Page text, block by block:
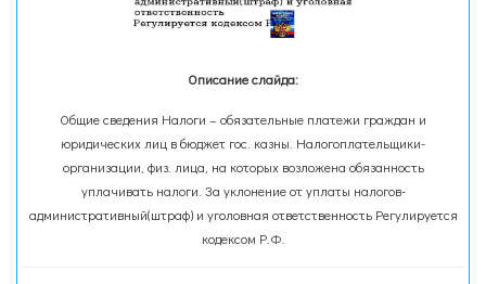
Описание слайда:
Общие сведения Налоги – обязательные платежи граждан и
юридических лиц в бюджет гос. казны. Налогоплательщики-
организации, физ. лица, на которых возложена обязанность
уплачивать налоги. За уклонение от уплаты налогов-
административный(штраф) и уголовная ответственность Регулируется
кодексом Р.Ф.